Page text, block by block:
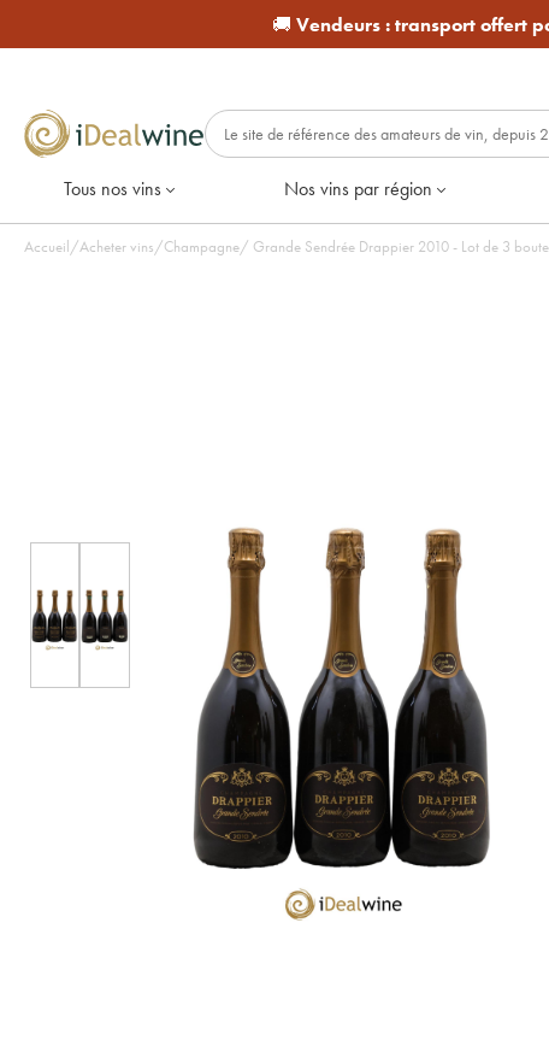
🚚 Vendeurs :transport offert
Tous nos vins Nos vins par région
Accueil/Acheter vins/Champagne/ Grande Sendrée Drappier 2010 - Lot de 3